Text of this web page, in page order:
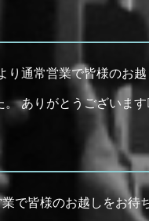
り通常営業で皆様のお
ありがとうございます
で皆様のお越しをお待